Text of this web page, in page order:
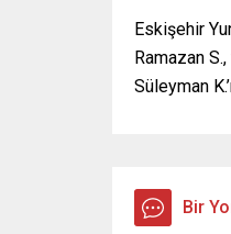
Eskişehir
Ramazan
Süleyman
Bir